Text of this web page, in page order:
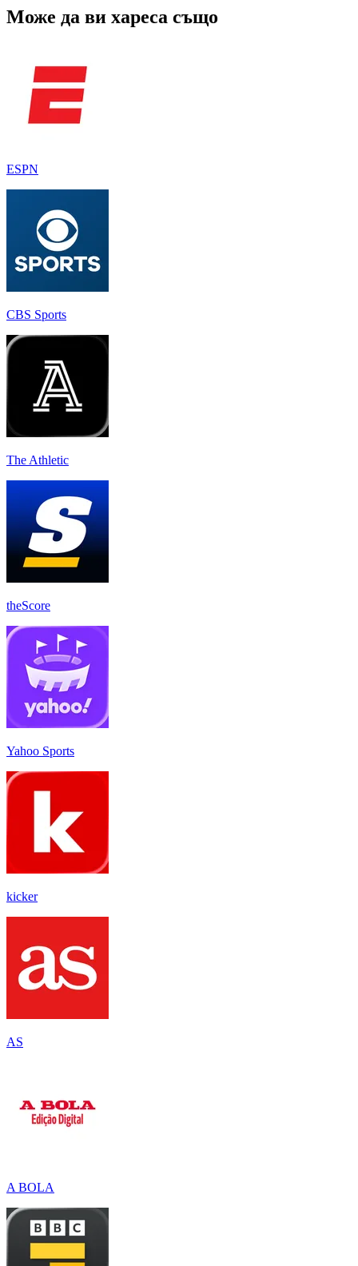
Може да ви хареса също
ESPN
CBS Sports
The Athletic
theScore
Yahoo Sports
kicker
AS
A BOLA